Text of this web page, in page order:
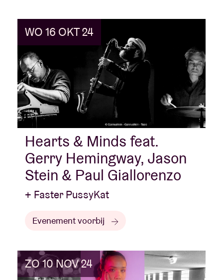
WO 16 OKT 24
Hearts & Minds feat.
Gerry Hemingway, Jason
Stein & Paul Giallorenzo
+ Faster PussyKat
Evenement voorbij
ZO 10 NOV 24